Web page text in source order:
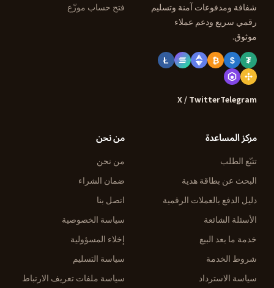
شفافة ومدفوعات آمنة وتسليم
رقمي سريع ودعم عملاء
موثوق.
₮
$
₿
Ł
Telegram
X / Twitter
فتح حساب موزّع
مركز المساعدة
تتبّع الطلب
البحث عن بطاقة هدية
دليل الدفع بالعملات الرقمية
الأسئلة الشائعة
خدمة ما بعد البيع
شروط الخدمة
سياسة الاسترداد
من نحن
من نحن
ضمان الشراء
اتصل بنا
سياسة الخصوصية
إخلاء المسؤولية
سياسة التسليم
سياسة ملفات تعريف الارتباط